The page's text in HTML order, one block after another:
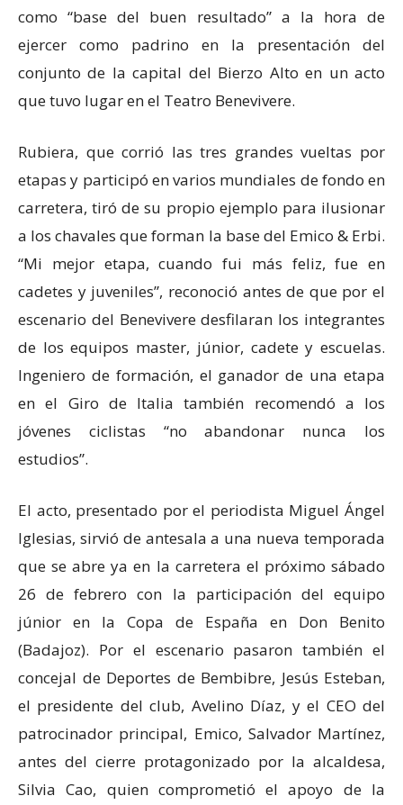
como “base del buen resultado” a la hora de
ejercer como padrino en la presentación del
conjunto de la capital del Bierzo Alto en un acto
que tuvo lugar en el Teatro Benevivere.
Rubiera, que corrió las tres grandes vueltas por
etapas y participó en varios mundiales de fondo en
carretera, tiró de su propio ejemplo para ilusionar
a los chavales que forman la base del Emico & Erbi.
“Mi mejor etapa, cuando fui más feliz, fue en
cadetes y juveniles”, reconoció antes de que por el
escenario del Benevivere desfilaran los integrantes
de los equipos master, júnior, cadete y escuelas.
Ingeniero de formación, el ganador de una etapa
en el Giro de Italia también recomendó a los
jóvenes ciclistas “no abandonar nunca los
estudios”.
El acto, presentado por el periodista Miguel Ángel
Iglesias, sirvió de antesala a una nueva temporada
que se abre ya en la carretera el próximo sábado
26 de febrero con la participación del equipo
júnior en la Copa de España en Don Benito
(Badajoz). Por el escenario pasaron también el
concejal de Deportes de Bembibre, Jesús Esteban,
el presidente del club, Avelino Díaz, y el CEO del
patrocinador principal, Emico, Salvador Martínez,
antes del cierre protagonizado por la alcaldesa,
Silvia Cao, quien comprometió el apoyo de la